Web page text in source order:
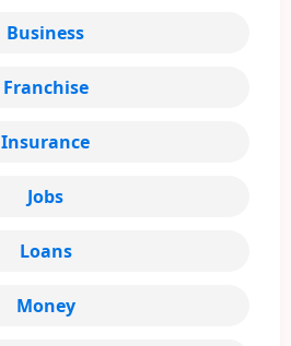
Business
Franchise
Insurance
Jobs
Loans
Money